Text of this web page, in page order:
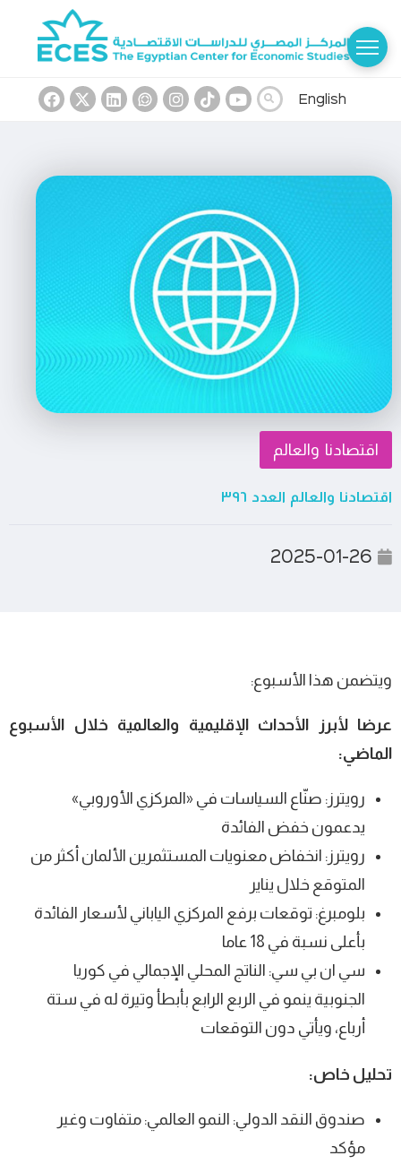
English
اقتصادنا والعالم
اقتصادنا والعالم العدد ٣٩٦
ويتضمن هذا الأسبوع:
عرضا لأبرز الأحداث الإقليمية والعالمية خلال الأسبوع
الماضي:
رويترز: صنّاع السياسات في «المركزي الأوروبي»
يدعمون خفض الفائدة
رويترز: انخفاض معنويات المستثمرين الألمان أكثر من
المتوقع خلال يناير
بلومبرغ: توقعات برفع المركزي الياباني لأسعار الفائدة
بأعلى نسبة في 18 عاما
سي ان بي سي: الناتج المحلي الإجمالي في كوريا
الجنوبية ينمو في الربع الرابع بأبطأ وتيرة له في ستة
أرباع، ويأتي دون التوقعات
تحليل خاص:
صندوق النقد الدولي: النمو العالمي: متفاوت وغير
مؤكد